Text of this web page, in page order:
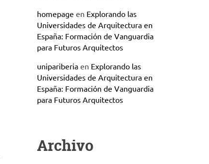
homepage en Explorando las
Universidades de Arquitectura en
España: Formación de Vanguardia
para Futuros Arquitectos
unipariberiaen Explorando las
Universidades de Arquitectura en
España: Formación de Vanguardia
para Futuros Arquitectos
Archivo